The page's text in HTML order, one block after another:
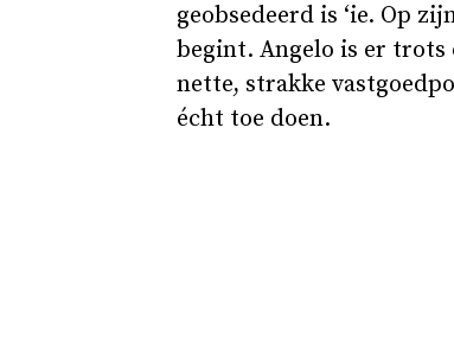
geobsedeerd is ‘ie. Op
begint. Angelo is er trots
nette, strakke
écht toe doen.